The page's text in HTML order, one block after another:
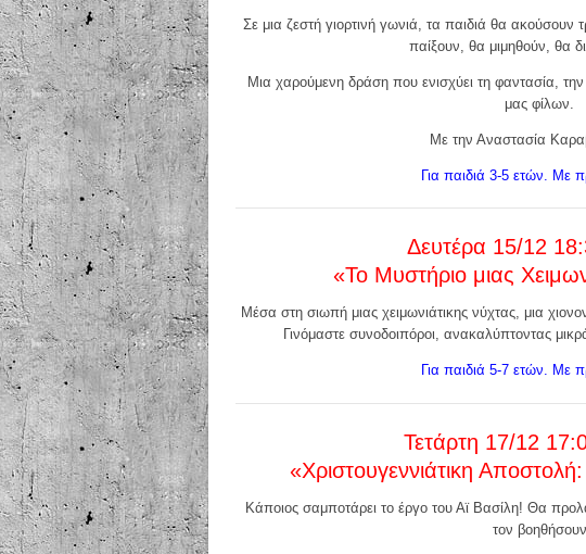
Σε μια ζεστή γιορτινή γωνιά, τα παιδιά θα ακούσουν
παίξουν, θα μιμηθούν, θα
Μια χαρούμενη δράση που ενισχύει τη φαντασία,
μας φίλων.
Με την Αναστασία
Για παιδιά 3-5 ετών. Με
Δευτέρα 15/12
«Το Μυστήριο μιας
Μέσα στη σιωπή μιας χειμωνιάτικης νύχτας, μια
Γινόμαστε συνοδοιπόροι, ανακαλύπτοντας
Για παιδιά 5-7 ετών. Με
Τετάρτη 17/12
«Χριστουγεννιάτικη
Κάποιος σαμποτάρει το έργο του Αϊ Βασίλη! Θα
τον βοηθήσουν